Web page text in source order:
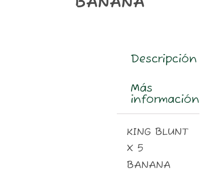
Descripción
Más
información
KING BLUNT
X 5
BANANA